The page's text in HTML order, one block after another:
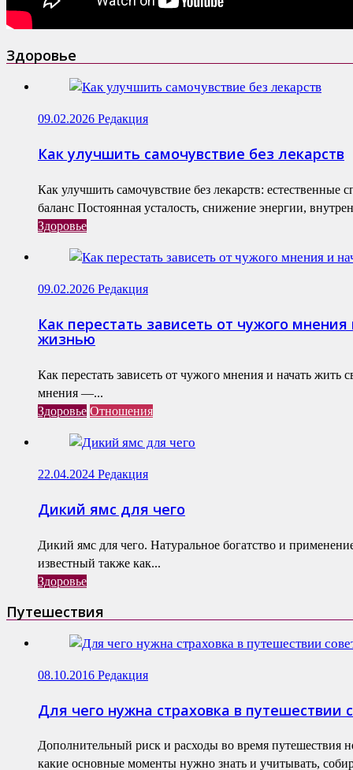
Здоровье
09.02.2026 Редакция
Как улучшить самочувствие без лекарств
Как улучшить самочувствие без лекарств: естественные
баланс Постоянная усталость, снижение энергии,
Здоровье
09.02.2026 Редакция
Как перестать зависеть от чужого
жизнью
Как перестать зависеть от чужого мнения и начать жить
мнения —...
Здоровье Отношения
22.04.2024 Редакция
Дикий ямс для чего
Дикий ямс для чего. Натуральное богатство и
известный также как...
Здоровье
Путешествия
08.10.2016 Редакция
Для чего нужна страховка в путешествии
Дополнительный риск и расходы во время путешествия
какие основные моменты нужно знать и учитывать,